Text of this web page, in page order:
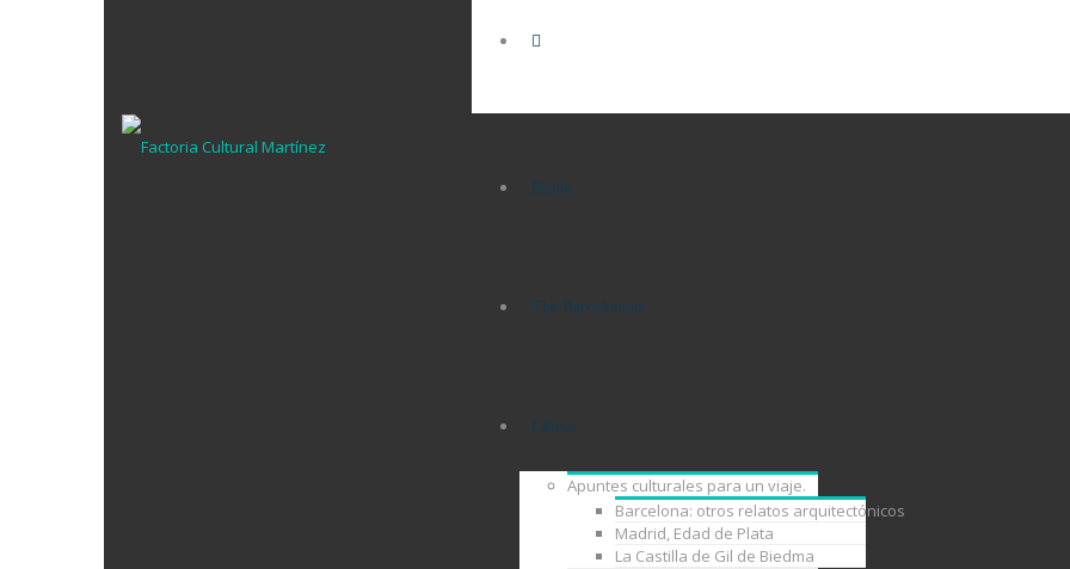
Home
The Barcelonian
Libros
Apuntes culturales para un viaje.
Barcelona: otros relatos arquitectónicos
Madrid, Edad de Plata
La Castilla de Gil de Biedma